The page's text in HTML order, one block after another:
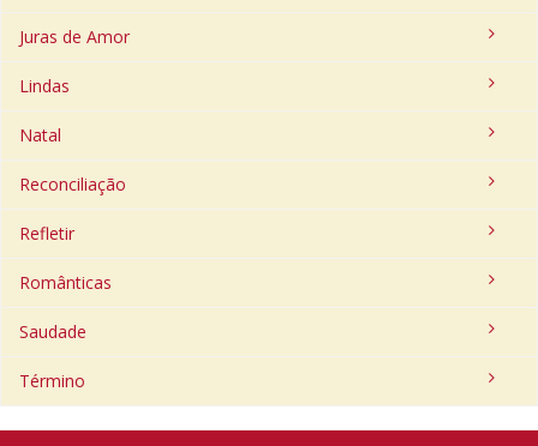
Juras de Amor
Lindas
Natal
Reconciliação
Refletir
Românticas
Saudade
Término